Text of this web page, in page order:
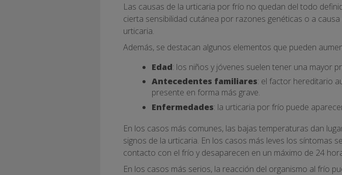
Las causas de la urticaria por frío no quedan del todo
cierta sensibilidad cutánea por razones genéticas o a
urticaria.
Además, se destacan algunos elementos que pueden
Edad: los niños y jóvenes suelen tener una mayor
Antecedentes familiares: el factor hereditario
presente en forma más grave.
Enfermedades: la urticaria por frío puede
En los casos más comunes, las bajas temperaturas dan
signos de la urticaria. En los casos más leves los síntomas
contacto con el frío y desaparecen en un máximo de 24
En los casos más serios, la reacción del organismo al frío